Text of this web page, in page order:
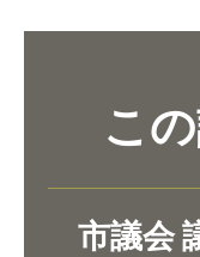
こ
市議会